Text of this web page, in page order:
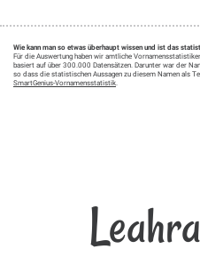
Wie kann man so etwas überhaupt wissen und ist das
Für die Auswertung haben wir amtliche
basiert auf über 300.000 Datensätzen. Darunter war der
so dass die statistischen Aussagen zu diesem Namen als
SmartGenius-Vornamensstatistik.